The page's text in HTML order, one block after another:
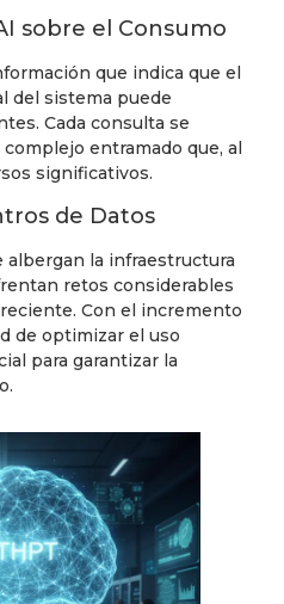
sobre el Consumo
que indica que el
del sistema puede
Cada consulta se
entramado que, al
significativos.
de Datos
albergan la infraestructura
retos considerables
Con el incremento
de optimizar el uso
para garantizar la